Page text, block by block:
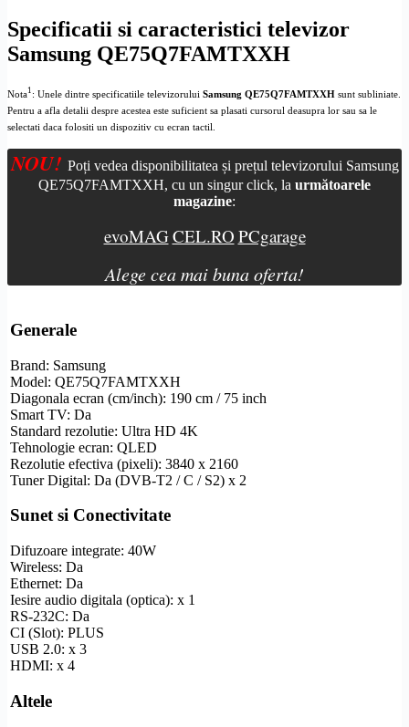
Specificatii si caracteristici televizor
Samsung QE75Q7FAMTXXH
Nota1 : Unele dintre specificatiile televizorului Samsung QE75Q7FAMTXXH sunt subliniate.
Pentru a afla detalii despre acestea este suficient sa plasati cursorul deasupra lor sau sa le
selectati daca folositi un dispozitiv cu ecran tactil.
NOU! Poți vedea disponibilitatea și prețul televizorului Samsung
QE75Q7FAMTXXH, cu un singur click, la următoarele
magazine:
evoMAGCEL.RO PCgarage
Alege cea mai buna oferta!
Generale
Brand: Samsung
Model: QE75Q7FAMTXXH
Diagonala ecran (cm/inch): 190 cm / 75 inch
Smart TV: Da
Standard rezolutie: Ultra HD 4K
Tehnologie ecran: QLED
Rezolutie efectiva (pixeli): 3840 x 2160
Tuner Digital: Da (DVB-T2 / C / S2) x 2
Sunet si Conectivitate
Difuzoare integrate: 40W
Wireless: Da
Ethernet: Da
Iesire audio digitala (optica): x 1
RS-232C: Da
CI (Slot): PLUS
USB 2.0: x 3
HDMI: x 4
Altele